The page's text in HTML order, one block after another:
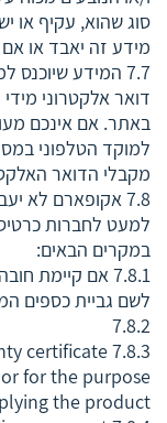
סוג שהוא, עקיף או
מידע זה יאבד או
7.7 המידע
דואר אלקטרוני
באתר. אם אינכם
למוקד הטלפוני
מקבלי הדואר
7.8 אקופארם לא
למעט לחברות
במקרים הבאים:
7.8.1 אם קיימת חובה שבדין להעביר את המידע אודותייך לאחר.
לשם גביית כספים
7.8.2
certificate
for the purpose
the product.